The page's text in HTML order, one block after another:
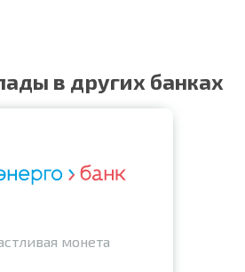
в других банках
монета